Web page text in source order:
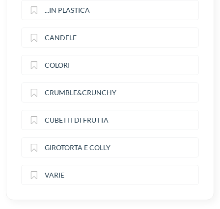
...IN PLASTICA
CANDELE
COLORI
CRUMBLE&CRUNCHY
CUBETTI DI FRUTTA
GIROTORTA E COLLY
VARIE